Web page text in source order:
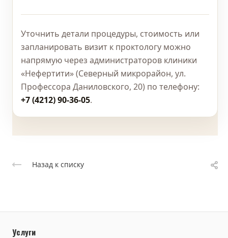
Уточнить детали процедуры, стоимость или
запланировать визит к проктологу можно
напрямую через администраторов клиники
«Нефертити» (Северный микрорайон, ул.
Профессора Даниловского, 20) по телефону:
+7 (4212) 90-36-05.
Назад к списку
Услуги